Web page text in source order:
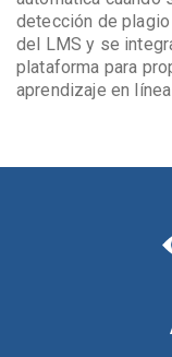
detección de
del LMS y se
plataforma para
aprendizaje en